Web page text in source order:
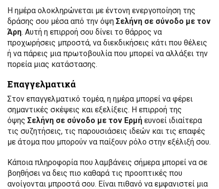
Η ημέρα ολοκληρώνεται με έντονη ενεργοποίηση της
δράσης σου μέσα από την όψη Σελήνη σε σύνοδο με τον
Άρη. Αυτή η επιρροή σου δίνει το θάρρος να
προχωρήσεις μπροστά, να διεκδικήσεις κάτι που θέλεις
ή να πάρεις μια πρωτοβουλία που μπορεί να αλλάξει την
πορεία μιας κατάστασης.
Επαγγελματικά
Στον επαγγελματικό τομέα, η ημέρα μπορεί να φέρει
σημαντικές σκέψεις και εξελίξεις. Η επιρροή της
όψης Σελήνη σε σύνοδο με τον Ερμή ευνοεί ιδιαίτερα
τις συζητήσεις, τις παρουσιάσεις ιδεών και τις επαφές
με άτομα που μπορούν να παίξουν ρόλο στην εξέλιξή σου.
Κάποια πληροφορία που λαμβάνεις σήμερα μπορεί να σε
βοηθήσει να δεις πιο καθαρά τις προοπτικές που
ανοίγονται μπροστά σου. Είναι πιθανό να εμφανιστεί μια